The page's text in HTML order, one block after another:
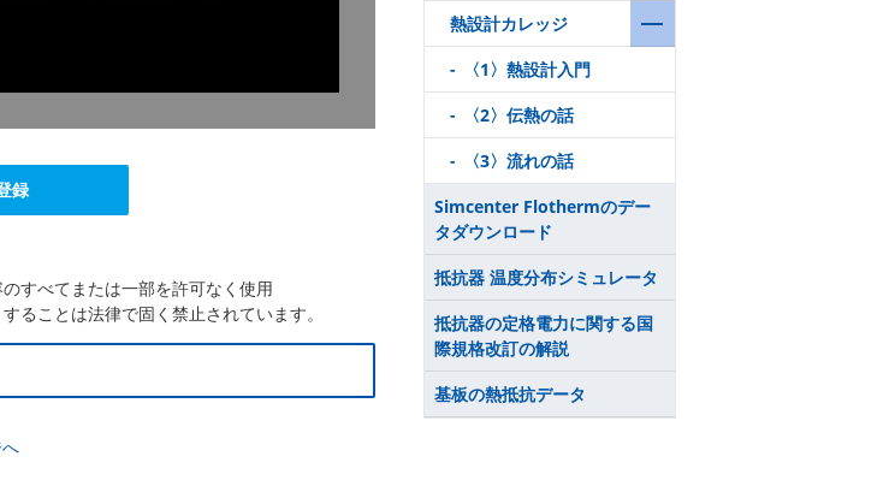
録
すべてまたは一部を許可なく使用
ることは法律で固く禁止されています。
熱設計カレッジ
〈1〉熱設計入門
〈2〉伝熱の話
〈3〉流れの話
Simcenter Flothermのデー
タダウンロード
抵抗器 温度分布シミュレータ
抵抗器の定格電力に関する国
際規格改訂の解説
基板の熱抵抗データ